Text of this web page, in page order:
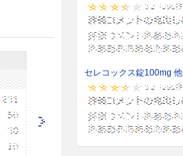
宜
セレコックス錠100mg 他